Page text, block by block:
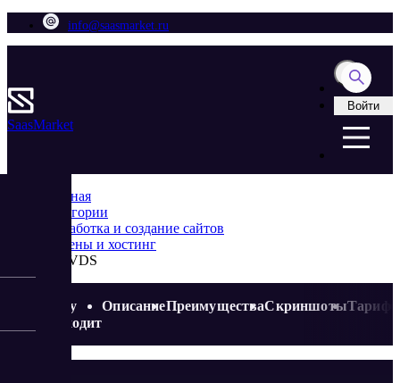
info@saasmarket.ru
SaasMarket
Войти
Главная
Категории
Разработка и создание сайтов
Домены и хостинг
FirstVDS
Кому
подходит
ОписаниеПреимуществаСкриншоты